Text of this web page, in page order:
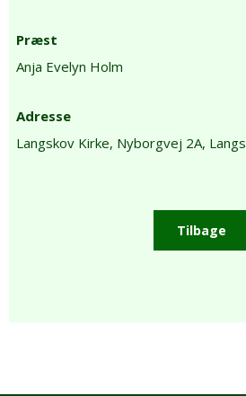
Præst
Anja Evelyn Holm
Adresse
Langskov Kirke, Nyborgvej 2A,
Tilbage